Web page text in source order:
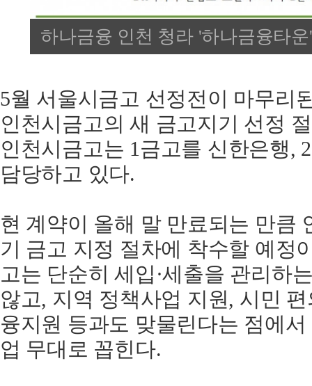
하나금융 인천 청라 '하나금융타
5월 서울시금고 선정전이 마무리
인천시금고의 새 금고지기 선정
인천시금고는 1금고를 신한은행,
담당하고 있다.
현 계약이 올해 말 만료되는 만큼
기 금고 지정 절차에 착수할 예정
고는 단순히 세입·세출을 관리하
않고, 지역 정책사업 지원, 시민
융지원 등과도 맞물린다는 점에
업 무대로 꼽힌다.